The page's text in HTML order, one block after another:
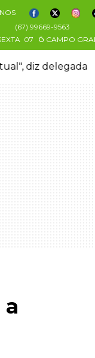
(67) 99669-9563
07 CAMPO
diz delegada